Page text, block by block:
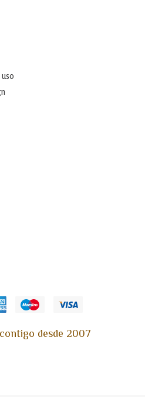
desde 2007